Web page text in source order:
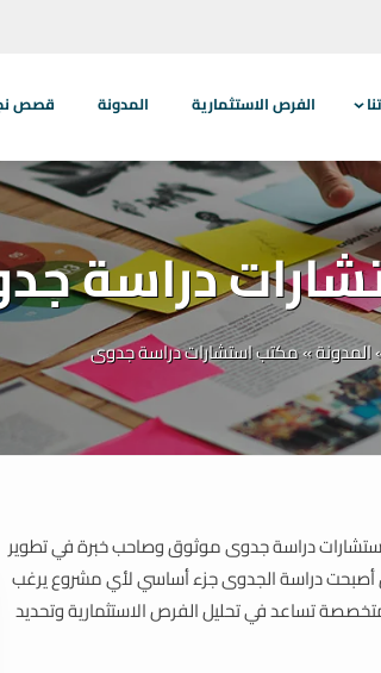
الفرص الاستثمارية المدونة قصص
دراسة
المدونة»مكتب استشارات دراسة جدوى
دراسة جدوى موثوق وصاحب خبرة في تطوير
أصبحت دراسة الجدوى جزء أساسي لأي مشروع يرغب
تساعد في تحليل الفرص الاستثمارية وتحديد